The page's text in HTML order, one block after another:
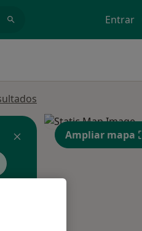
Entrar
Ampliar mapa